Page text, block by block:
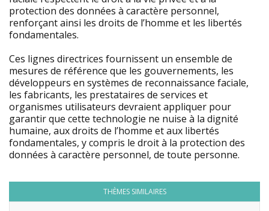
protection des données à caractère personnel,
renforçant ainsi les droits de l’homme et les libertés
fondamentales.
Ces lignes directrices fournissent un ensemble de
mesures de référence que les gouvernements, les
développeurs en systèmes de reconnaissance faciale,
les fabricants, les prestataires de services et
organismes utilisateurs devraient appliquer pour
garantir que cette technologie ne nuise à la dignité
humaine, aux droits de l’homme et aux libertés
fondamentales, y compris le droit à la protection des
données à caractère personnel, de toute personne.
THÈMES SIMILAIRES